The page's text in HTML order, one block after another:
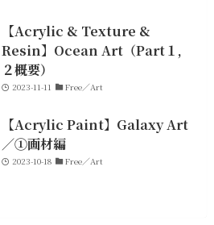
【Acrylic & Texture &
Resin】Ocean Art（Part１,
２概要）
2023-11-11 Free／Art
【Acrylic Paint】Galaxy Art
／①画材編
2023-10-18 Free／Art